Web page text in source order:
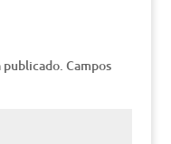
publicado. Campos